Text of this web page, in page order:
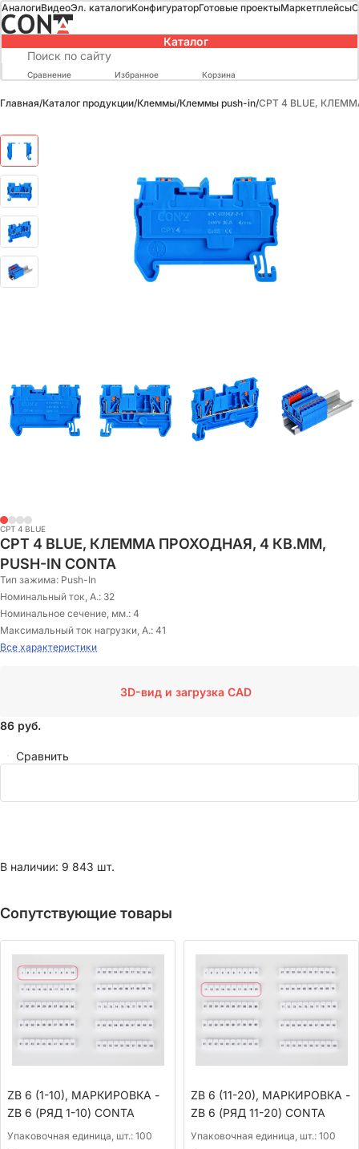
АналогиВидеоЭл. каталогиКонфигураторГотовые проектыМаркетплейсы
Каталог
Сравнение Избранное Корзина
Главная/Каталог продукции/Клеммы/Клеммы push-in/CPT 4 BLUE,
CPT 4 BLUE
CPT 4 BLUE, КЛЕММА ПРОХОДНАЯ, 4 КВ.ММ,
PUSH-IN CONTA
Тип зажима: Push-In
Номинальный ток, А.: 32
Номинальное сечение, мм.: 4
Максимальный ток нагрузки, А.: 41
Все характеристики
3D-вид и загрузка CAD
86 руб.
Сравнить
В наличии: 9 843 шт.
Сопутствующие товары
ZB 6 (1-10), МАРКИРОВКА -
ZB 6 (РЯД 1-10) CONTA
Упаковочная единица, шт.: 100
ZB 6 (11-20), МАРКИРОВКА -
ZB 6 (РЯД 11-20) CONTA
Упаковочная единица, шт.: 100